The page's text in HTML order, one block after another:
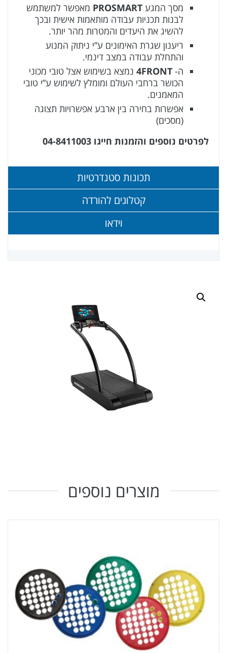
מסך המגע PROSMART מאפשר למשתמש
לבנות תכניות עבודה מותאמות אישית ובכך
להשיג את היעדים והמטרות מהר יותר.
ריענון שגרת האימונים ע”י ניתוק המנוע
והתחלת עבודה במצב דינמי.
ה- 4FRONT נמצא בשימוש אצל טובי מכוני
הכושר ברחבי העולם ומומלץ לשימוש ע”י טובי
המאמנים.
אפשרות בחירה בין ארבע אפשרויות תצוגה
(מסכים)
לפרטים נוספים והזמנות חייגו 04-8411003
תכונות סטנדרטיות
קטלוגים להורדה
וידאו
מוצרים נוספים